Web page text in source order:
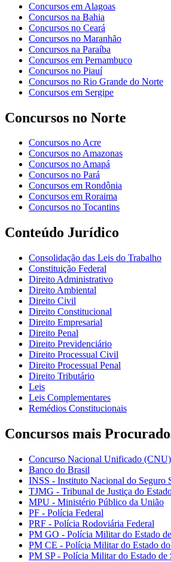
Concursos em Alagoas
Concursos na Bahia
Concursos no Ceará
Concursos no Maranhão
Concursos na Paraíba
Concursos em Pernambuco
Concursos no Piauí
Concursos no Rio Grande do Norte
Concursos em Sergipe
Concursos no Norte
Concursos no Acre
Concursos no Amazonas
Concursos no Amapá
Concursos no Pará
Concursos em Rondônia
Concursos em Roraima
Concursos no Tocantins
Conteúdo Jurídico
Consolidação das Leis do Trabalho
Constituição Federal
Direito Administrativo
Direito Ambiental
Direito Civil
Direito Constitucional
Direito Empresarial
Direito Penal
Direito Previdenciário
Direito Processual Civil
Direito Processual Penal
Direito Tributário
Leis
Leis Complementares
Remédios Constitucionais
Concursos mais
Concurso Nacional Unificado (CNU)
Banco do Brasil
INSS - Instituto Nacional do Seguro
TJMG - Tribunal de Justiça do
MPU - Ministério Público da União
PF - Polícia Federal
PRF - Polícia Rodoviária Federal
PM GO - Polícia Militar do Estado
PM CE - Polícia Militar do Estado do
PM SP - Polícia Militar do Estado de